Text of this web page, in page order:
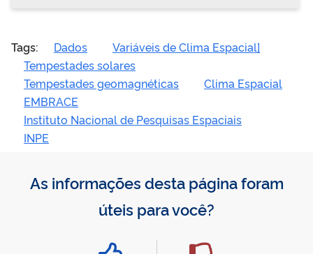
Tags: Dados
Variáveis de Clima Espacial]
Tempestades solares
Tempestades geomagnéticas
Clima Espacial
EMBRACE
Instituto Nacional de Pesquisas Espaciais
INPE
As informações desta página foram
úteis para você?